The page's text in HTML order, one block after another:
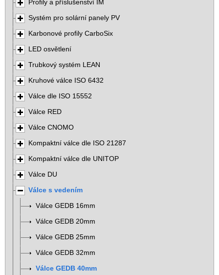
Profily a příslušenství IM
Systém pro solární panely PV
Karbonové profily CarboSix
LED osvětlení
Trubkový systém LEAN
Kruhové válce ISO 6432
Válce dle ISO 15552
Válce RED
Válce CNOMO
Kompaktní válce dle ISO 21287
Kompaktní válce dle UNITOP
Válce DU
Válce s vedením
Válce GEDB 16mm
Válce GEDB 20mm
Válce GEDB 25mm
Válce GEDB 32mm
Válce GEDB 40mm